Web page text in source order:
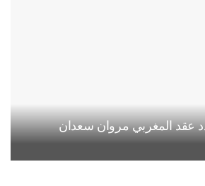
عقد المغربي مروان سعدان